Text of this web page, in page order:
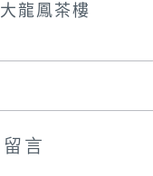
大龍鳳茶樓
留言